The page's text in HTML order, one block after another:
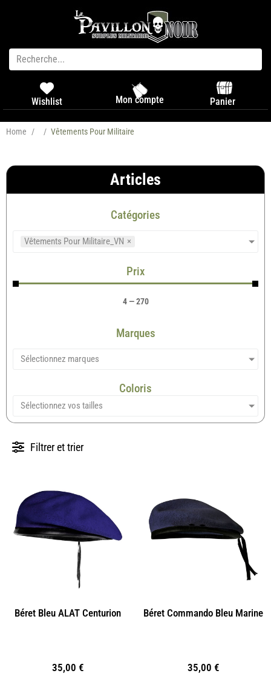
Wishlist Mon compte Panier
Home / / Vêtements Pour Militaire
Articles
Catégories
Vêtements Pour Militaire_VN ×
Prix
4—270
Marques
Sélectionnez marques
Coloris
Sélectionnez vos tailles
Filtrer et trier
Béret Bleu ALAT Centurion
35,00 €
Béret Commando Bleu Marine
35,00 €